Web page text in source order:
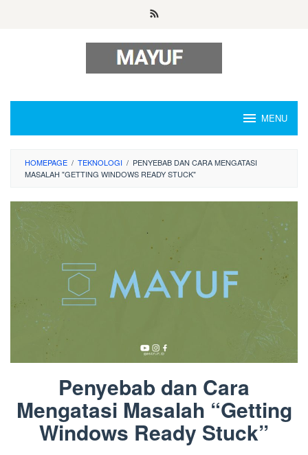
MENU
HOMEPAGE / TEKNOLOGI / PENYEBAB DAN CARA MENGATASI
MASALAH "GETTING WINDOWS READY STUCK"
Penyebab dan Cara
Mengatasi Masalah “Getting
Windows Ready Stuck”